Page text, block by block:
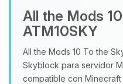
All the Mods
ATM10SKY
All the Mods 10 To the
Skyblock para servidor
compatible con Minecraft
asistente de
que necesitas
06/08/2026